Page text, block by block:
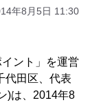
年8月5日 11:30
ント」を運営
代田区、代表
)は、2014年8